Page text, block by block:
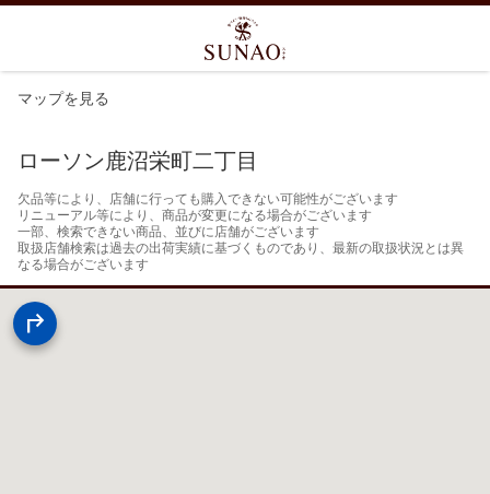
マップを見る
ローソン鹿沼栄町二丁目
欠品等により、店舗に行っても購入できない可能性がございます
リニューアル等により、商品が変更になる場合がございます
一部、検索できない商品、並びに店舗がございます
取扱店舗検索は過去の出荷実績に基づくものであり、最新の取扱状況とは異
なる場合がございます